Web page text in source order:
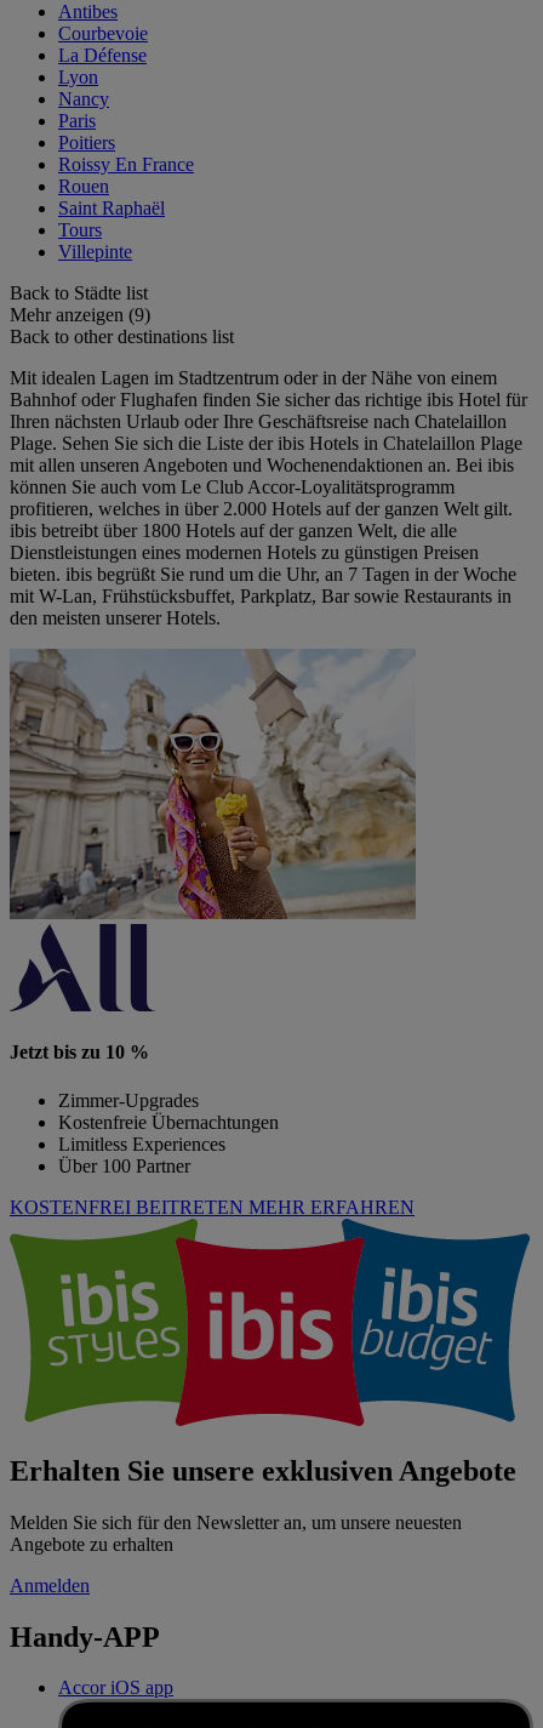
Antibes
Courbevoie
La Défense
Lyon
Nancy
Paris
Poitiers
Roissy En France
Rouen
Saint Raphaël
Tours
Villepinte
Back to Städte list
Mehr anzeigen (9)
Back to other destinations list
Mit idealen Lagen im Stadtzentrum oder in der Nähe von einem
Bahnhof oder Flughafen finden Sie sicher das richtige ibis Hotel für
Ihren nächsten Urlaub oder Ihre Geschäftsreise nach Chatelaillon
Plage. Sehen Sie sich die Liste der ibis Hotels in Chatelaillon Plage
mit allen unseren Angeboten und Wochenendaktionen an. Bei ibis
können Sie auch vom Le Club Accor-Loyalitätsprogramm
profitieren, welches in über 2.000 Hotels auf der ganzen Welt gilt.
ibis betreibt über 1800 Hotels auf der ganzen Welt, die alle
Dienstleistungen eines modernen Hotels zu günstigen Preisen
bieten. ibis begrüßt Sie rund um die Uhr, an 7 Tagen in der Woche
mit W-Lan, Frühstücksbuffet, Parkplatz, Bar sowie Restaurants in
den meisten unserer Hotels.
Jetzt bis zu 10 %
Zimmer-Upgrades
Kostenfreie Übernachtungen
Limitless Experiences
Über 100 Partner
KOSTENFREI BEITRETEN MEHR ERFAHREN
Erhalten Sie unsere exklusiven Angebote
Melden Sie sich für den Newsletter an, um unsere neuesten
Angebote zu erhalten
Anmelden
Handy-APP
Accor iOS app